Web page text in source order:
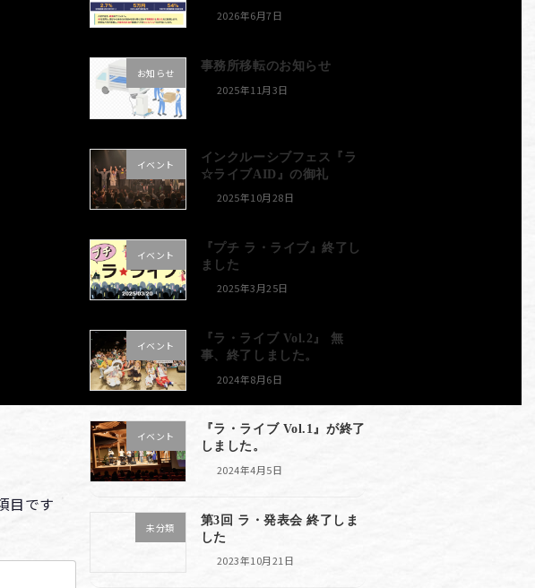
目です
2026年6月7日
お知らせ
事務所移転のお知らせ
2025年11月3日
イベント
インクルーシブフェス『ラ
☆ライブAID』の御礼
2025年10月28日
イベント
『プチ ラ・ライブ』終了し
ました
2025年3月25日
イベント
『ラ・ライブ Vol.2』 無
事、終了しました。
2024年8月6日
イベント
『ラ・ライブ Vol.1』が終了
しました。
2024年4月5日
未分類
第3回 ラ・発表会 終了しま
した
2023年10月21日